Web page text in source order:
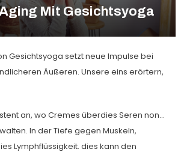
Mit Gesichtsyoga
Gesichtsyoga setzt neue Impulse bei
Äußeren. Unsere eins erörtern,
an, wo Cremes überdies Seren non…
In der Tiefe gegen Muskeln,
Lymphflüssigkeit. dies kann den